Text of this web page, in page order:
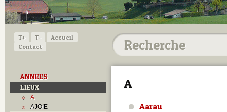
T+ T-
Accueil
Contact
ANNEES
LIEUX
A
AJOIE
A
Aarau